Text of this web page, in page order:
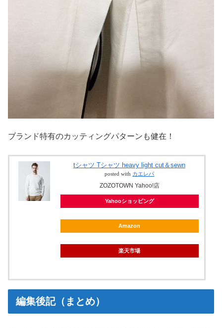
ブランド特有のカッティングパターンも健在！
tシャツ Tシャツ heavy light cut＆sewn
posted with カエレバ
ZOZOTOWN Yahoo!店
Yahooショッピング
Amazon
楽天市場
編集後記（まとめ）